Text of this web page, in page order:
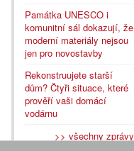
Památka UNESCO i
komunitní sál dokazují, že
moderní materiály nejsou
jen pro novostavby
Rekonstruujete starší
dům? Čtyři situace, které
prověří vaši domácí
vodárnu
>> všechny zprávy